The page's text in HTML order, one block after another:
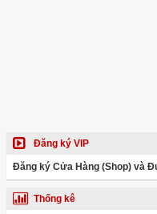
Đăng ký VIP
Đăng ký Cửa Hàng (Shop) và
Thống kê